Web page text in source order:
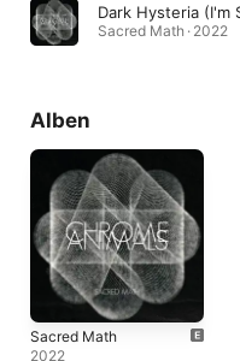
Sacred Math · 2022
Alben
Sacred Math
2022